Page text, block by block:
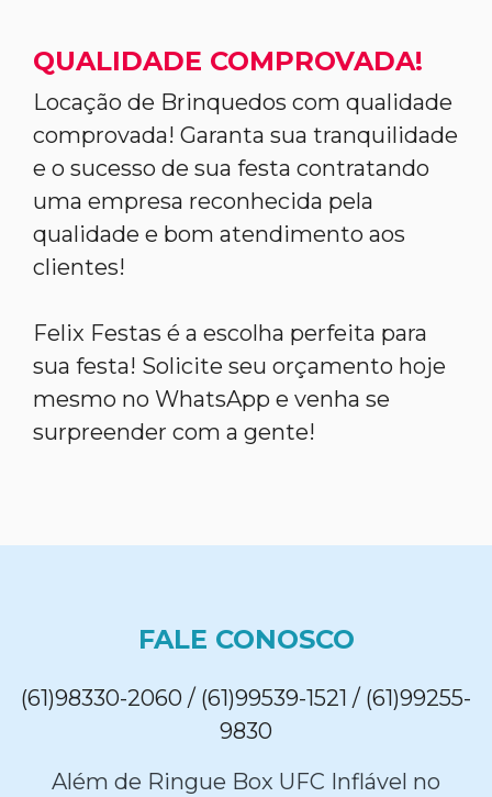
QUALIDADE COMPROVADA!
Locação de Brinquedos com qualidade
comprovada! Garanta sua tranquilidade
e o sucesso de sua festa contratando
uma empresa reconhecida pela
qualidade e bom atendimento aos
clientes!
Felix Festas é a escolha perfeita para
sua festa! Solicite seu orçamento hoje
mesmo no WhatsApp e venha se
surpreender com a gente!
FALE CONOSCO
(61)98330-2060 / (61)99539-1521 / (61)99255-
9830
Além de Ringue Box UFC Inflável no